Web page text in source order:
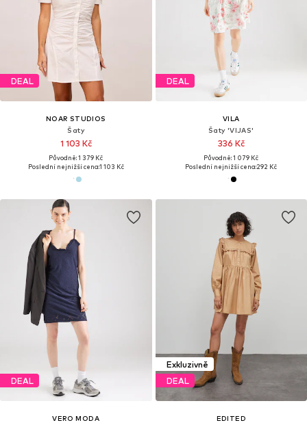
DEAL
NOAR STUDIOS
Šaty
1 103 Kč
Původně: 1 379 Kč
Poslední nejnižší cena:1 103 Kč
DEAL
VILA
Šaty 'VIJAS'
336 Kč
Původně: 1 079 Kč
Poslední nejnižší cena:292 Kč
DEAL
VERO MODA
Exkluzivně
DEAL
EDITED